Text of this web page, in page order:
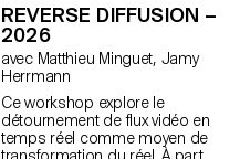
REVERSE DIFFUSION –
2026
avec Matthieu Minguet, Jamy
Herrmann
Ce workshop explore le
détournement de flux vidéo en
temps réel comme moyen de